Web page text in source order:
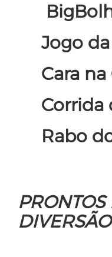
Jogo
Cara
Corrida
Rabo
PRONTOS